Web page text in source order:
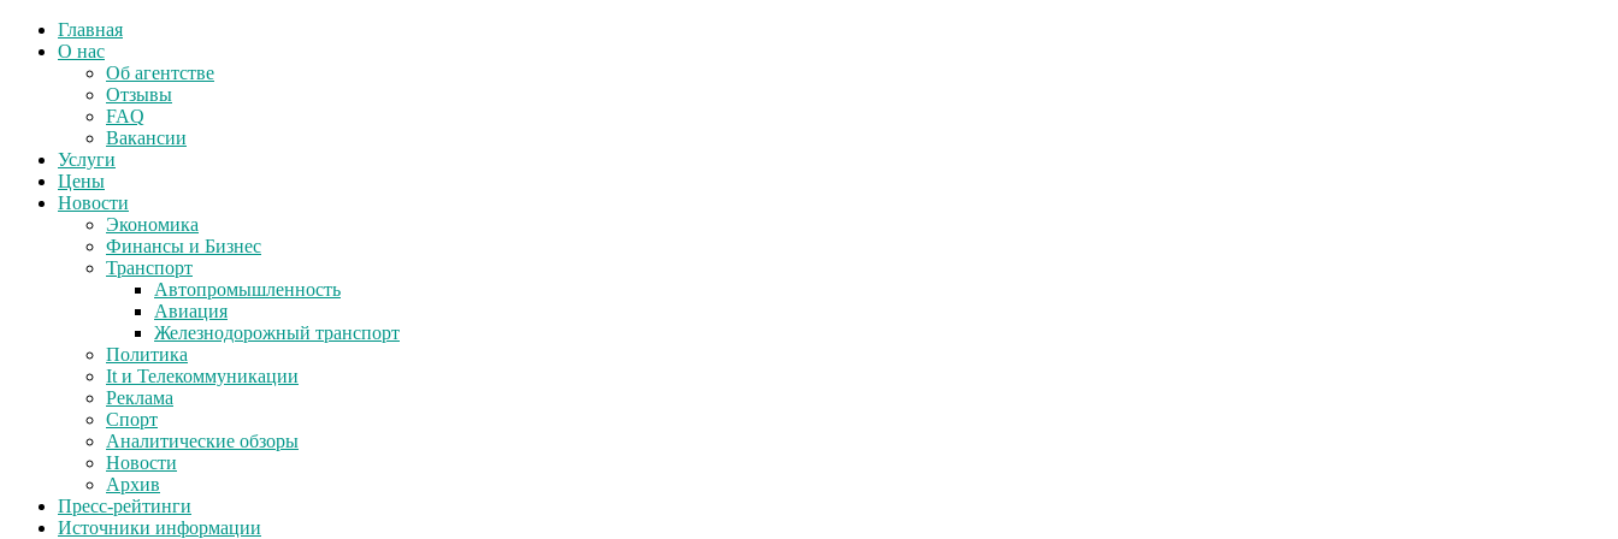
Главная
О нас
Об агентстве
Отзывы
FAQ
Вакансии
Услуги
Цены
Новости
Экономика
Финансы и Бизнес
Транспорт
Автопромышленность
Авиация
Железнодорожный транспорт
Политика
It и Телекоммуникации
Реклама
Спорт
Аналитические обзоры
Новости
Архив
Пресс-рейтинги
Источники информации